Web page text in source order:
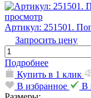
просмотр
Артикул: 251501.
Запросить цену
Подробнее
Купить в 1 клик
В избранное
В